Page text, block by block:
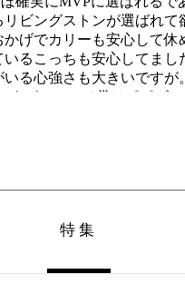
特集